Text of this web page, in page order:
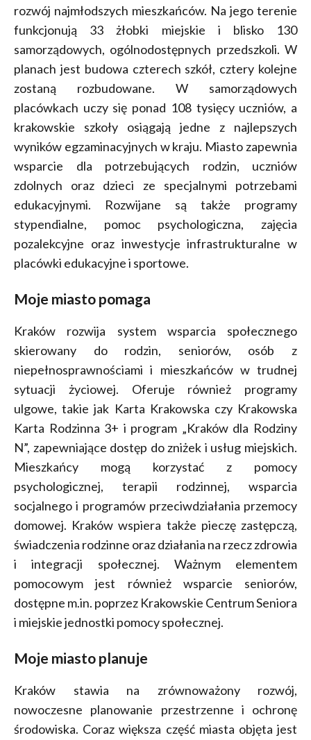
rozwój najmłodszych mieszkańców. Na jego terenie
funkcjonują 33 żłobki miejskie i blisko 130
samorządowych, ogólnodostępnych przedszkoli. W
planach jest budowa czterech szkół, cztery kolejne
zostaną rozbudowane. W samorządowych
placówkach uczy się ponad 108 tysięcy uczniów, a
krakowskie szkoły osiągają jedne z najlepszych
wyników egzaminacyjnych w kraju. Miasto zapewnia
wsparcie dla potrzebujących rodzin, uczniów
zdolnych oraz dzieci ze specjalnymi potrzebami
edukacyjnymi. Rozwijane są także programy
stypendialne, pomoc psychologiczna, zajęcia
pozalekcyjne oraz inwestycje infrastrukturalne w
placówki edukacyjne i sportowe.
Moje miasto pomaga
Kraków rozwija system wsparcia społecznego
skierowany do rodzin, seniorów, osób z
niepełnosprawnościami i mieszkańców w trudnej
sytuacji życiowej. Oferuje również programy
ulgowe, takie jak Karta Krakowska czy Krakowska
Karta Rodzinna 3+ i program „Kraków dla Rodziny
N”, zapewniające dostęp do zniżek i usług miejskich.
Mieszkańcy mogą korzystać z pomocy
psychologicznej, terapii rodzinnej, wsparcia
socjalnego i programów przeciwdziałania przemocy
domowej. Kraków wspiera także pieczę zastępczą,
świadczenia rodzinne oraz działania na rzecz zdrowia
i integracji społecznej. Ważnym elementem
pomocowym jest również wsparcie seniorów,
dostępne m.in. poprzez Krakowskie Centrum Seniora
i miejskie jednostki pomocy społecznej.
Moje miasto planuje
Kraków stawia na zrównoważony rozwój,
nowoczesne planowanie przestrzenne i ochronę
środowiska. Coraz większa część miasta objęta jest